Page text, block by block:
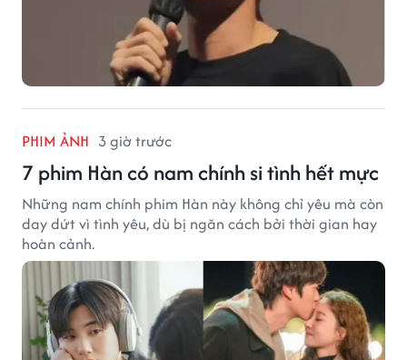
PHIM ẢNH 3 giờ trước
7 phim Hàn có nam chính si tình hết mực
Những nam chính phim Hàn này không chỉ yêu mà còn
day dứt vì tình yêu, dù bị ngăn cách bởi thời gian hay
hoàn cảnh.